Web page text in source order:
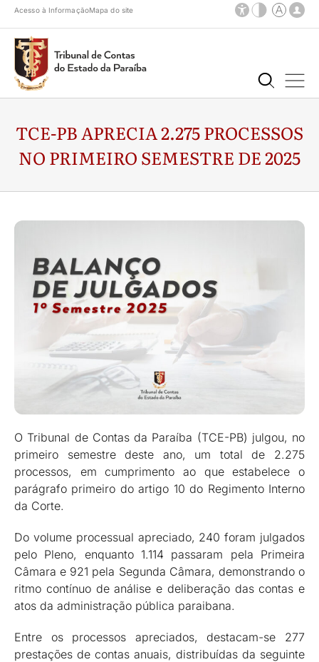
Acesso à InformaçãoMapa do site
TCE-PB APRECIA 2.275 PROCESSOS
NO PRIMEIRO SEMESTRE DE 2025
O Tribunal de Contas da Paraíba (TCE-PB) julgou, no
primeiro semestre deste ano, um total de 2.275
processos, em cumprimento ao que estabelece o
parágrafo primeiro do artigo 10 do Regimento Interno
da Corte.
Do volume processual apreciado, 240 foram julgados
pelo Pleno, enquanto 1.114 passaram pela Primeira
Câmara e 921 pela Segunda Câmara, demonstrando o
ritmo contínuo de análise e deliberação das contas e
atos da administração pública paraibana.
Entre os processos apreciados, destacam-se 277
prestações de contas anuais, distribuídas da seguinte